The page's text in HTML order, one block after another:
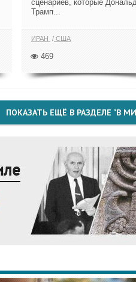
сценариев, которые
Трамп...
ИРАН США
469
ПОКАЗАТЬ ЕЩЁ В РАЗДЕЛЕ "В